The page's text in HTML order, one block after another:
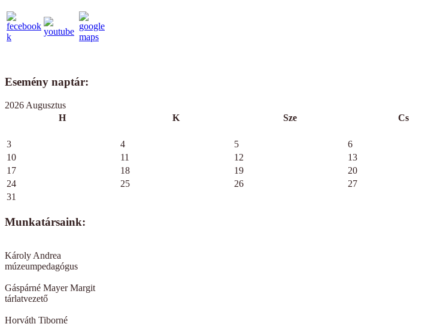
Esemény naptár:
2026 Augusztus
H
K Sze Cs
3
4 5 6
10
11 12 13
17
18 19 20
24
25 26 27
31
Munkatársaink:
Károly Andrea
múzeumpedagógus
Gáspárné Mayer Margit
tárlatvezető
Horváth Tiborné